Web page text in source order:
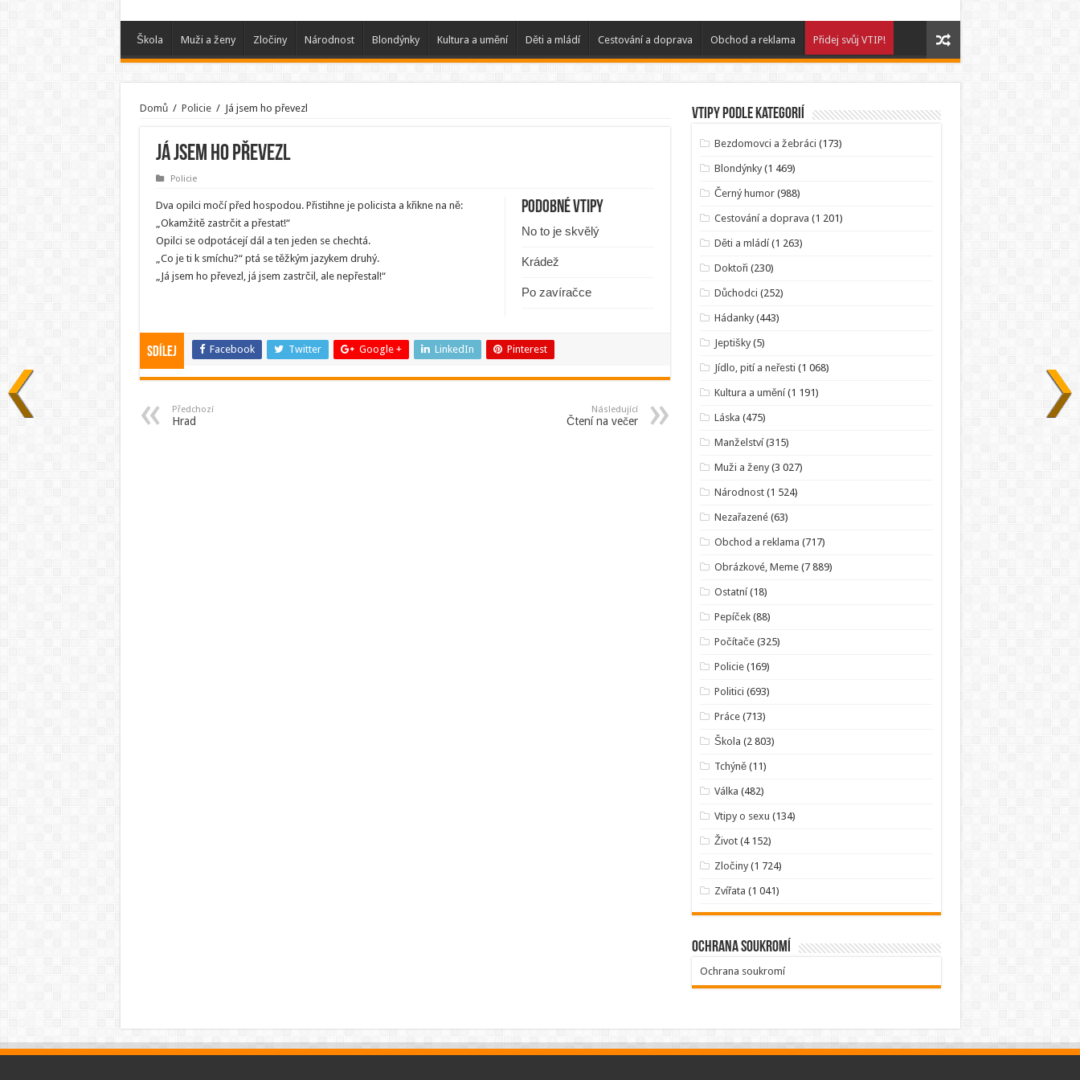
Škola Muži a ženy Zločiny Národnost Blondýnky Kultura a umění Děti a mládí Cestování a doprava Obchod a reklama Přidej svůj VTIP!
Domů / Policie / Já jsem ho převezl
Já jsem ho převezl
Policie
Podobné vtipy
No to je skvělý
Krádež
Po zavíračce
Dva opilci močí před hospodou. Přistihne je policista a křikne na ně:
„Okamžitě zastrčit a přestat!“
Opilci se odpotácejí dál a ten jeden se chechtá.
„Co je ti k smíchu?“ ptá se těžkým jazykem druhý.
„Já jsem ho převezl, já jsem zastrčil, ale nepřestal!“
Sdílej Facebook Twitter Google + LinkedIn Pinterest
Předchozí
Hrad
Následující
Čtení na večer
Vtipy podle kategorií
Bezdomovci a žebráci (173)
Blondýnky (1 469)
Černý humor (988)
Cestování a doprava (1 201)
Děti a mládí(1 263)
Doktoři (230)
Důchodci (252)
Hádanky (443)
Jeptišky (5)
Jídlo, pití a neřesti (1 068)
Kultura a umění(1 191)
Láska (475)
Manželství(315)
Muži a ženy (3 027)
Národnost (1 524)
Nezařazené (63)
Obchod a reklama (717)
Obrázkové, Meme (7 889)
Ostatní(18)
Pepíček (88)
Počítače (325)
Policie (169)
Politici (693)
Práce (713)
Škola (2 803)
Tchýně (11)
Válka (482)
Vtipy o sexu (134)
Život (4 152)
Zločiny (1 724)
Zvířata (1 041)
Ochrana soukromí
Ochrana soukromí